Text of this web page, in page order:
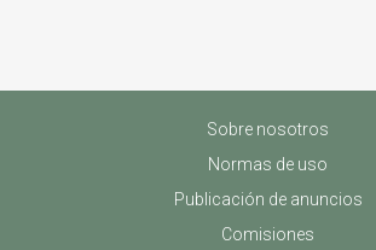
Sobre nosotros
Normas de uso
Publicación de anuncios
Comisiones